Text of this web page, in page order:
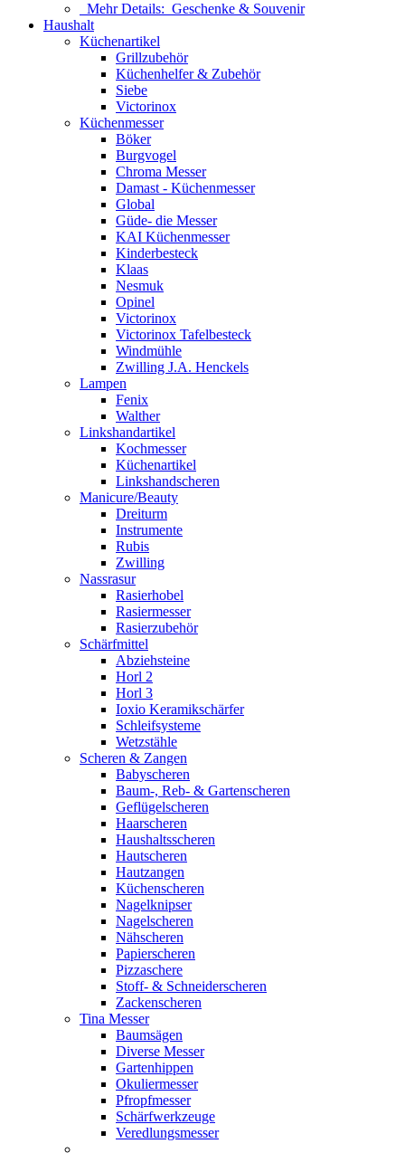
Mehr Details: Geschenke & Souvenir
Haushalt
Küchenartikel
Grillzubehör
Küchenhelfer & Zubehör
Siebe
Victorinox
Küchenmesser
Böker
Burgvogel
Chroma Messer
Damast - Küchenmesser
Global
Güde- die Messer
KAI Küchenmesser
Kinderbesteck
Klaas
Nesmuk
Opinel
Victorinox
Victorinox Tafelbesteck
Windmühle
Zwilling J.A. Henckels
Lampen
Fenix
Walther
Linkshandartikel
Kochmesser
Küchenartikel
Linkshandscheren
Manicure/Beauty
Dreiturm
Instrumente
Rubis
Zwilling
Nassrasur
Rasierhobel
Rasiermesser
Rasierzubehör
Schärfmittel
Abziehsteine
Horl 2
Horl 3
Ioxio Keramikschärfer
Schleifsysteme
Wetzstähle
Scheren & Zangen
Babyscheren
Baum-, Reb- & Gartenscheren
Geflügelscheren
Haarscheren
Haushaltsscheren
Hautscheren
Hautzangen
Küchenscheren
Nagelknipser
Nagelscheren
Nähscheren
Papierscheren
Pizzaschere
Stoff- & Schneiderscheren
Zackenscheren
Tina Messer
Baumsägen
Diverse Messer
Gartenhippen
Okuliermesser
Pfropfmesser
Schärfwerkzeuge
Veredlungsmesser